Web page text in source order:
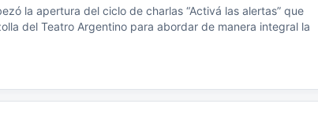
la apertura del ciclo de charlas “Activá las alertas” que
del Teatro Argentino para abordar de manera integral la